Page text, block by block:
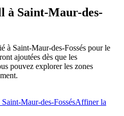
à Saint-Maur-des-
à Saint-Maur-des-Fossés pour le
ajoutées dès que les
pouvez explorer les zones
Maur-des-FossésAffiner la